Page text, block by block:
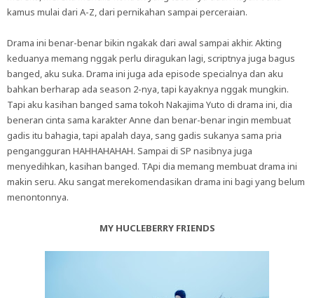
kamus mulai dari A-Z, dari pernikahan sampai perceraian.
Drama ini benar-benar bikin ngakak dari awal sampai akhir. Akting
keduanya memang nggak perlu diragukan lagi, scriptnya juga bagus
banged, aku suka. Drama ini juga ada episode specialnya dan aku
bahkan berharap ada season 2-nya, tapi kayaknya nggak mungkin.
Tapi aku kasihan banged sama tokoh Nakajima Yuto di drama ini, dia
beneran cinta sama karakter Anne dan benar-benar ingin membuat
gadis itu bahagia, tapi apalah daya, sang gadis sukanya sama pria
pengangguran HAHHAHAHAH. Sampai di SP nasibnya juga
menyedihkan, kasihan banged. TApi dia memang membuat drama ini
makin seru. Aku sangat merekomendasikan drama ini bagi yang belum
menontonnya.
MY HUCLEBERRY FRIENDS